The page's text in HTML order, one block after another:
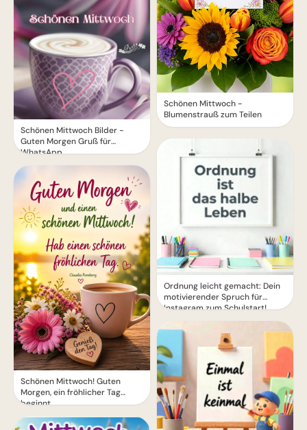
Schönen Mittwoch Bilder -
Guten Morgen Gruß für
WhatsApp
Schönen Mittwoch! Guten
Morgen, ein fröhlicher Tag
beginnt
Schönen Mittwoch -
Blumenstrauß zum Teilen
Ordnung leicht gemacht: Dein
motivierender Spruch für
Instagram zum Schulstart!